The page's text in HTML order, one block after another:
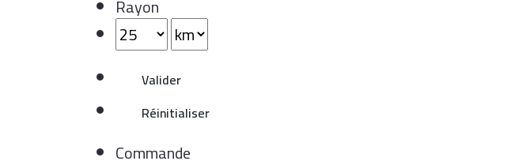
Rayon
Commande